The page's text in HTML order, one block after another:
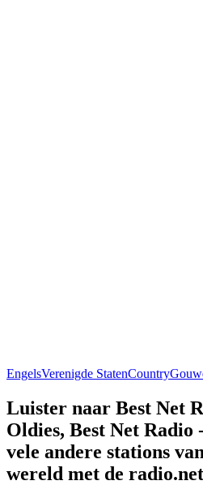
EngelsVerenigde StatenCountry
Luister naar Best Net
Oldies, Best Net Radio
vele andere stations
wereld met de